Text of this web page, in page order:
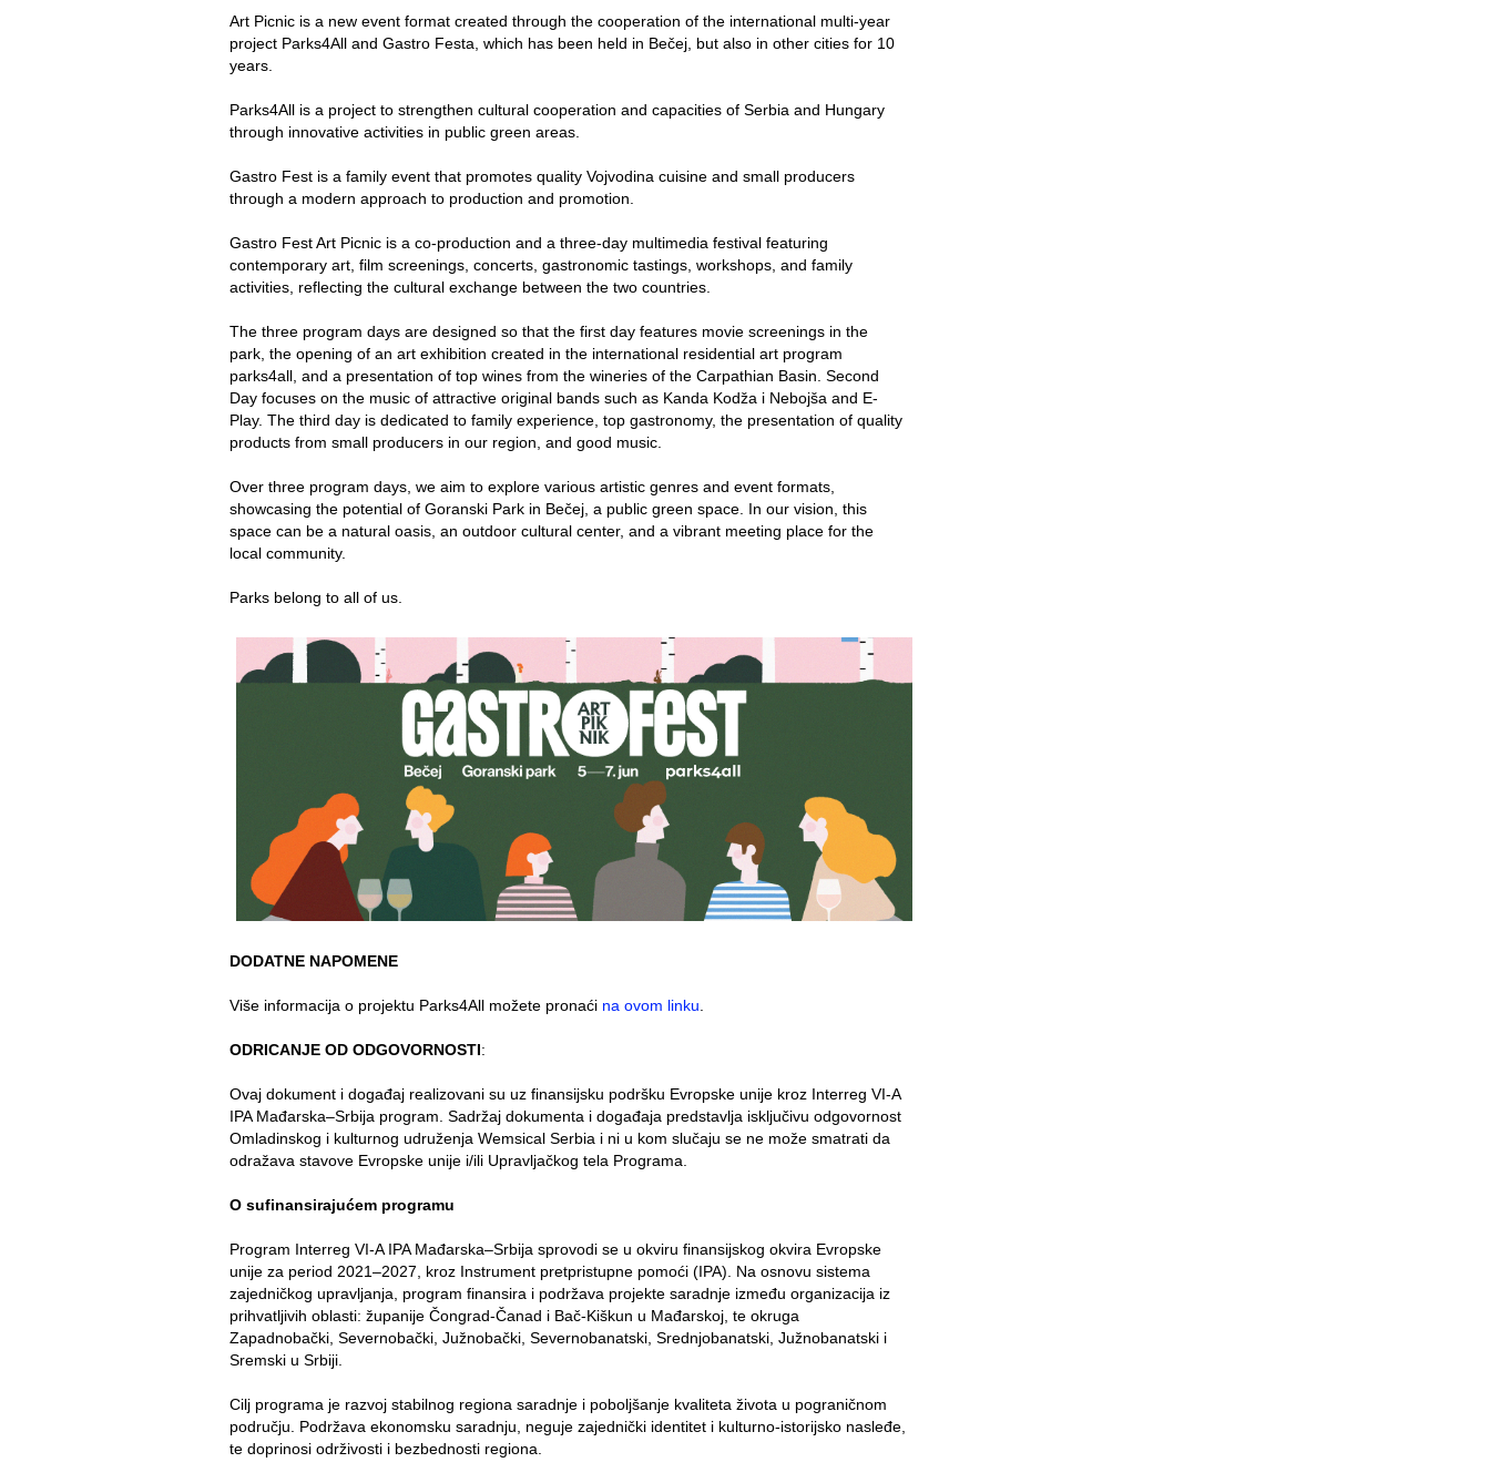
Art Picnic is a new event format created through the cooperation of the international multi-year
project Parks4All and Gastro Festa, which has been held in Bečej, but also in other cities for 10
years.
Parks4All is a project to strengthen cultural cooperation and capacities of Serbia and Hungary
through innovative activities in public green areas.
Gastro Fest is a family event that promotes quality Vojvodina cuisine and small producers
through a modern approach to production and promotion.
Gastro Fest Art Picnic is a co-production and a three-day multimedia festival featuring
contemporary art, film screenings, concerts, gastronomic tastings, workshops, and family
activities, reflecting the cultural exchange between the two countries.
The three program days are designed so that the first day features movie screenings in the
park, the opening of an art exhibition created in the international residential art program
parks4all, and a presentation of top wines from the wineries of the Carpathian Basin. Second
Day focuses on the music of attractive original bands such as Kanda Kodža i Nebojša and E-
Play. The third day is dedicated to family experience, top gastronomy, the presentation of quality
products from small producers in our region, and good music.
Over three program days, we aim to explore various artistic genres and event formats,
showcasing the potential of Goranski Park in Bečej, a public green space. In our vision, this
space can be a natural oasis, an outdoor cultural center, and a vibrant meeting place for the
local community.
Parks belong to all of us.
DODATNE NAPOMENE
Više informacija o projektu Parks4All možete pronaći na ovom linku
ODRICANJE OD ODGOVORNOSTI:
Ovaj dokument i događaj realizovani su uz finansijsku podršku Evropske unije kroz Interreg VI-A
IPA Mađarska–Srbija program. Sadržaj dokumenta i događaja predstavlja isključivu odgovornost
Omladinskog i kulturnog udruženja Wemsical Serbia i ni u kom slučaju se ne može smatrati da
odražava stavove Evropske unije i/ili Upravljačkog tela Programa.
O sufinansirajućem programu
Program Interreg VI-A IPA Mađarska–Srbija sprovodi se u okviru finansijskog okvira Evropske
unije za period 2021–2027, kroz Instrument pretpristupne pomoći (IPA). Na osnovu sistema
zajedničkog upravljanja, program finansira i podržava projekte saradnje između organizacija iz
prihvatljivih oblasti: županije Čongrad-Čanad i Bač-Kiškun u Mađarskoj, te okruga
Zapadnobački, Severnobački, Južnobački, Severnobanatski, Srednjobanatski, Južnobanatski i
Sremski u Srbiji.
Cilj programa je razvoj stabilnog regiona saradnje i poboljšanje kvaliteta života u pograničnom
području. Podržava ekonomsku saradnju, neguje zajednički identitet i kulturno-istorijsko nasleđe,
te doprinosi održivosti i bezbednosti regiona.